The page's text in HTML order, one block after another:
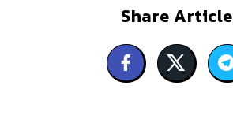
Share Article